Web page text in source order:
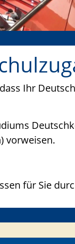
Ihr
vorweisen.
für Sie